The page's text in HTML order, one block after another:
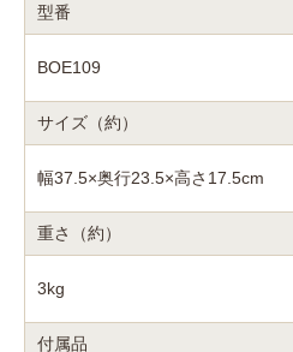
型番
BOE109
サイズ（約）
幅37.5×奥行23.5×高さ17.5cm
重さ（約）
3kg
付属品